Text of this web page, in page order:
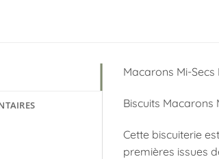
Macarons Mi-Secs
Biscuits Macarons
Cette biscuiterie
premières issues